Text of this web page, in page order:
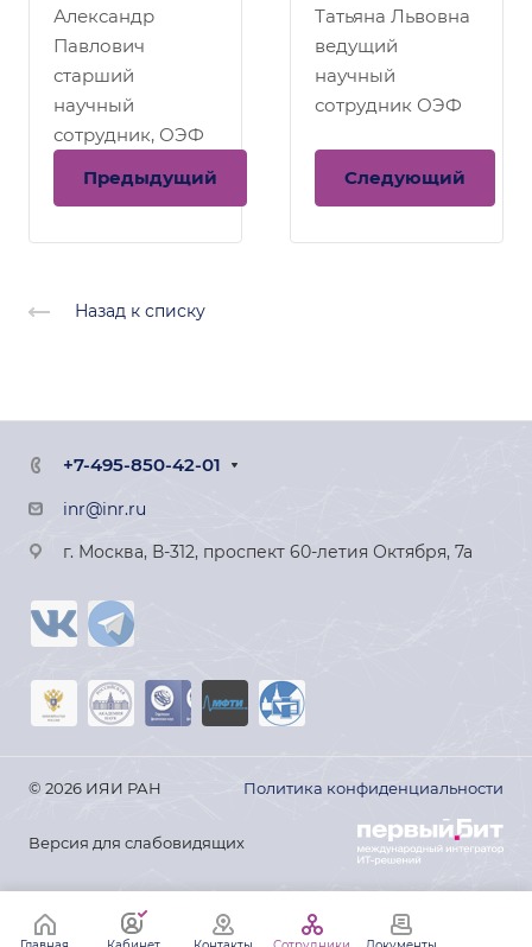
Александр
Павлович
старший
научный
сотрудник, ОЭФ
Предыдущий
Татьяна Львовна
ведущий
научный
сотрудник ОЭФ
Следующий
Назад к списку
+7-495-850-42-01
inr@inr.ru
г. Москва, В-312, проспект 60-летия Октября, 7а
© 2026 ИЯИ РАН Политика конфиденциальности
Версия для слабовидящих